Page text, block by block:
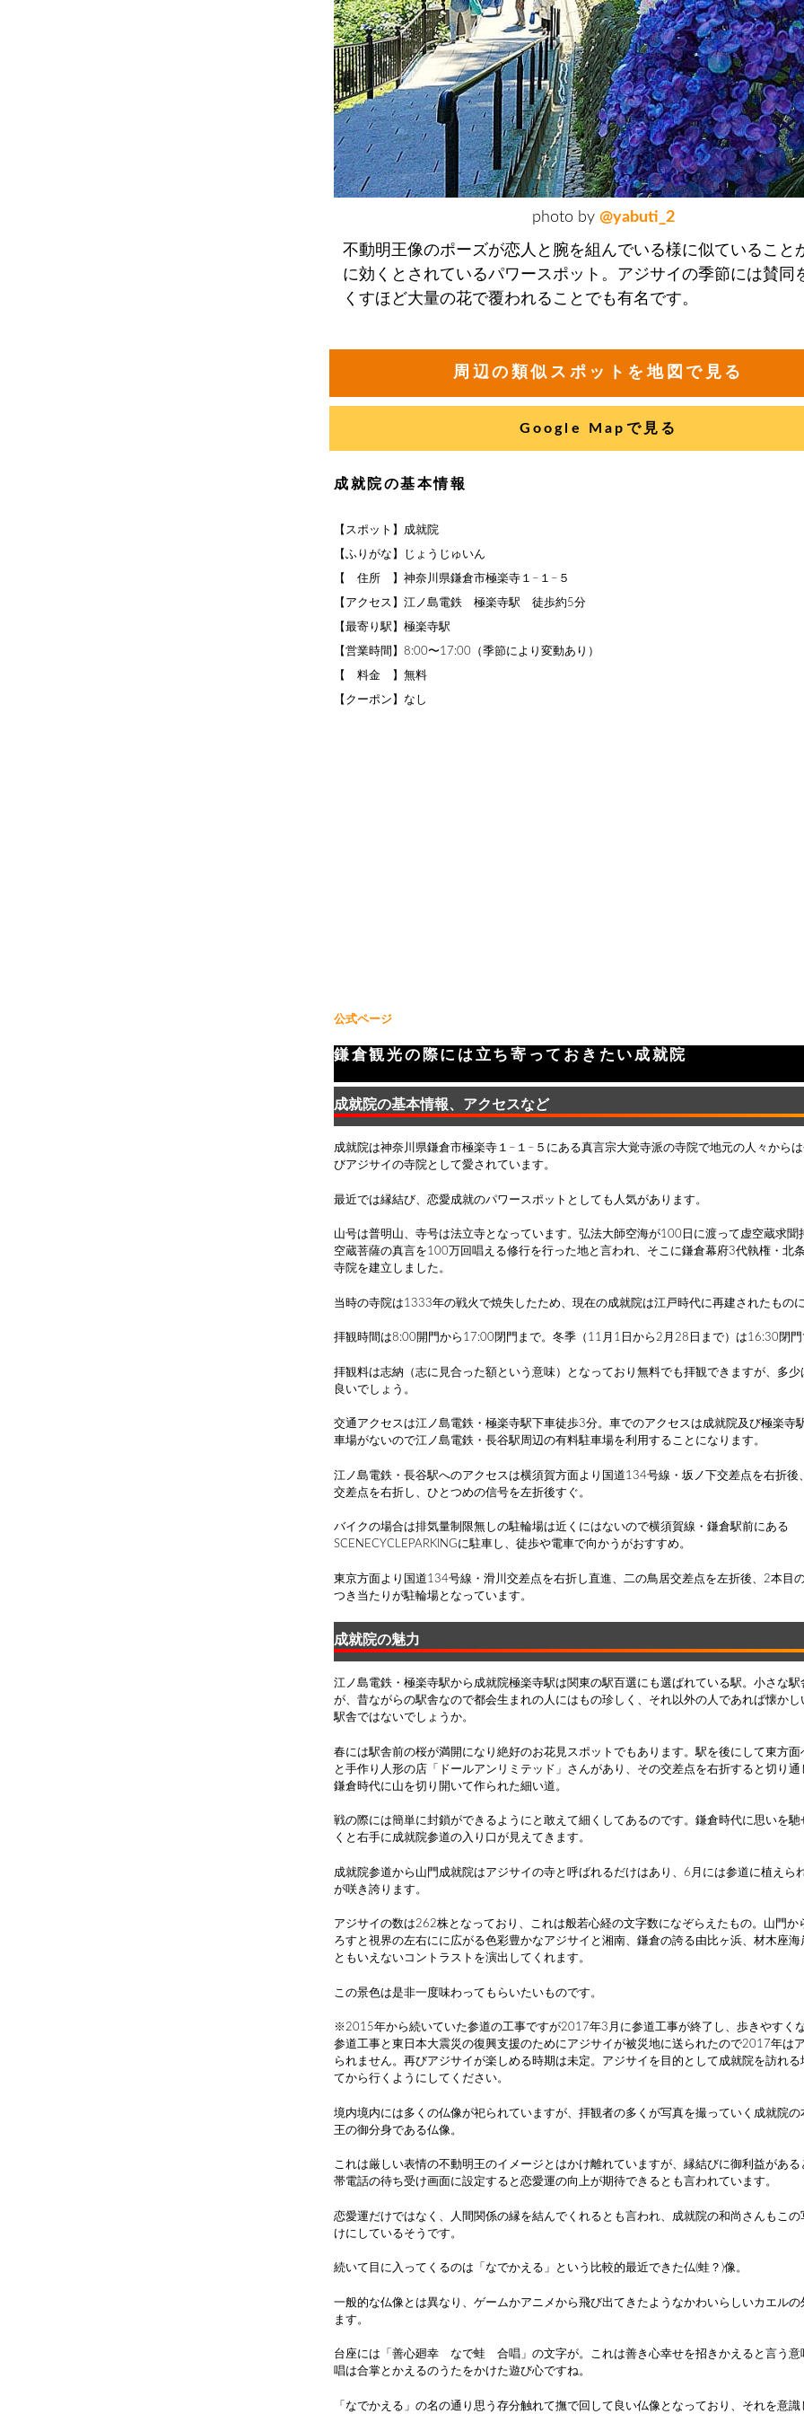
photo by @yabuti_2
不動明王像のポーズが恋人と腕を組んでいる様に似ていること
に効くとされているパワースポット。アジサイの季節には賛同
くすほど大量の花で覆われることでも有名です。
周辺の類似スポットを地図で見る
Google Mapで見る
成就院の基本情報
【スポット】成就院
【ふりがな】じょうじゅいん
【 住所 】神奈川県鎌倉市極楽寺１−１−５
【アクセス】江ノ島電鉄 極楽寺駅 徒歩約5分
【最寄り駅】極楽寺駅
【営業時間】8:00〜17:00（季節により変動あり）
【 料金 】無料
【クーポン】なし
公式ページ
鎌倉観光の際には立ち寄っておきたい成就院
成就院の基本情報、アクセスなど
成就院は神奈川県鎌倉市極楽寺１−１−５にある真言宗大覚寺派の寺院で地元の人々から
びアジサイの寺院として愛されています。
最近では縁結び、恋愛成就のパワースポットとしても人気があります。
山号は普明山、寺号は法立寺となっています。弘法大師空海が100日に渡って虚空蔵求聞
空蔵菩薩の真言を100万回唱える修行を行った地と言われ、そこに鎌倉幕府3代執権・北
寺院を建立しました。
当時の寺院は1333年の戦火で焼失したため、現在の成就院は江戸時代に再建されたものに
拝観時間は8:00開門から17:00閉門まで。冬季（11月1日から2月28日まで）は16:30閉門
拝観料は志納（志に見合った額という意味）となっており無料でも拝観できますが、多少
良いでしょう。
交通アクセスは江ノ島電鉄・極楽寺駅下車徒歩3分。車でのアクセスは成就院及び極楽寺
車場がないので江ノ島電鉄・長谷駅周辺の有料駐車場を利用することになります。
江ノ島電鉄・長谷駅へのアクセスは横須賀方面より国道134号線・坂ノ下交差点を右折後
交差点を右折し、ひとつめの信号を左折後すぐ。
バイクの場合は排気量制限無しの駐輪場は近くにはないので横須賀線・鎌倉駅前にある
SCENECYCLEPARKINGに駐車し、徒歩や電車で向かうがおすすめ。
東京方面より国道134号線・滑川交差点を右折し直進、二の鳥居交差点を左折後、2本目
つき当たりが駐輪場となっています。
成就院の魅力
江ノ島電鉄・極楽寺駅から成就院極楽寺駅は関東の駅百選にも選ばれている駅。小さな駅
が、昔ながらの駅舎なので都会生まれの人にはもの珍しく、それ以外の人であれば懐かし
駅舎ではないでしょうか。
春には駅舎前の桜が満開になり絶好のお花見スポットでもあります。駅を後にして東方面
と手作り人形の店「ドールアンリミテッド」さんがあり、その交差点を右折すると切り通
鎌倉時代に山を切り開いて作られた細い道。
戦の際には簡単に封鎖ができるようにと敢えて細くしてあるのです。鎌倉時代に思いを馳
くと右手に成就院参道の入り口が見えてきます。
成就院参道から山門成就院はアジサイの寺と呼ばれるだけはあり、6月には参道に植えら
が咲き誇ります。
アジサイの数は262株となっており、これは般若心経の文字数になぞらえたもの。山門か
ろすと視界の左右にに広がる色彩豊かなアジサイと湘南、鎌倉の誇る由比ヶ浜、材木座海
ともいえないコントラストを演出してくれます。
この景色は是非一度味わってもらいたいものです。
※2015年から続いていた参道の工事ですが2017年3月に参道工事が終了し、歩きやすく
参道工事と東日本大震災の復興支援のためにアジサイが被災地に送られたので2017年は
られません。再びアジサイが楽しめる時期は未定。アジサイを目的として成就院を訪れる
てから行くようにしてください。
境内境内には多くの仏像が祀られていますが、拝観者の多くが写真を撮っていく成就院の
王の御分身である仏像。
これは厳しい表情の不動明王のイメージとはかけ離れていますが、縁結びに御利益がある
帯電話の待ち受け画面に設定すると恋愛運の向上が期待できるとも言われています。
恋愛運だけではなく、人間関係の縁を結んでくれるとも言われ、成就院の和尚さんもこの
けにしているそうです。
続いて目に入ってくるのは「なでかえる」という比較的最近できた仏(蛙？)像。
一般的な仏像とは異なり、ゲームかアニメから飛び出てきたようなかわいらしいカエルの
ます。
台座には「善心廻幸 なで蛙 合唱」の文字が。これは善き心幸せを招きかえると言う意
唱は合掌とかえるのうたをかけた遊び心ですね。
「なでかえる」の名の通り思う存分触れて撫で回して良い仏像となっており、それを意識